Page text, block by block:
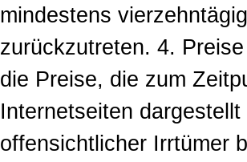
mindestens
zurückzutreten. 4.
die Preise, die zum
Internetseiten
offensichtlicher Irrtümer